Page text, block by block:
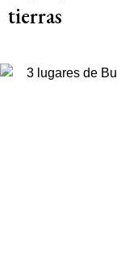
tierras